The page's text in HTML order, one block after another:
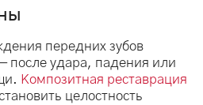
передних зубов
после удара, падения или
Композитная реставрация
целостность